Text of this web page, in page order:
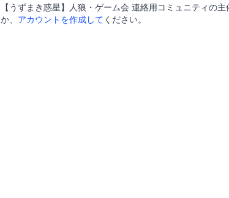
【うずまき惑星】人狼・ゲーム会 連絡用コミュニティの
か、 アカウントを作成して ください。